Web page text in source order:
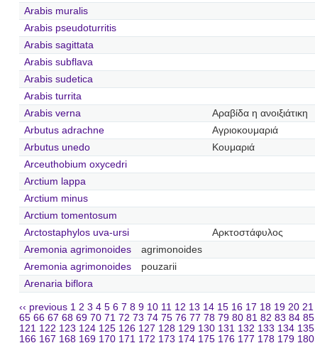
Arabis muralis
Arabis pseudoturritis
Arabis sagittata
Arabis subflava
Arabis sudetica
Arabis turrita
Arabis verna
Αραβίδα η ανοιξιάτικη
Arbutus adrachne
Αγριοκουμαριά
Arbutus unedo
Κουμαριά
Arceuthobium oxycedri
Arctium lappa
Arctium minus
Arctium tomentosum
Arctostaphylos uva-ursi
Αρκτοστάφυλος
Aremonia agrimonoides
agrimonoides
Aremonia agrimonoides
pouzarii
Arenaria biflora
‹‹ previous 1 2 3 4 5 6 7 8 9 10 11 12 13 14 15 16 17 18 19 20 21
65 66 67 68 69 70 71 72 73 74 75 76 77 78 79 80 81 82 83 84 85
121 122 123 124 125 126 127 128 129 130 131 132 133 134 135
166 167 168 169 170 171 172 173 174 175 176 177 178 179 180